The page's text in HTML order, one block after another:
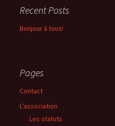
Recent Posts
Bonjour à tous!
Pages
Contact
L’association
Les statuts